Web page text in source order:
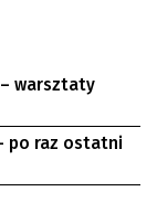
warsztaty
po raz ostatni